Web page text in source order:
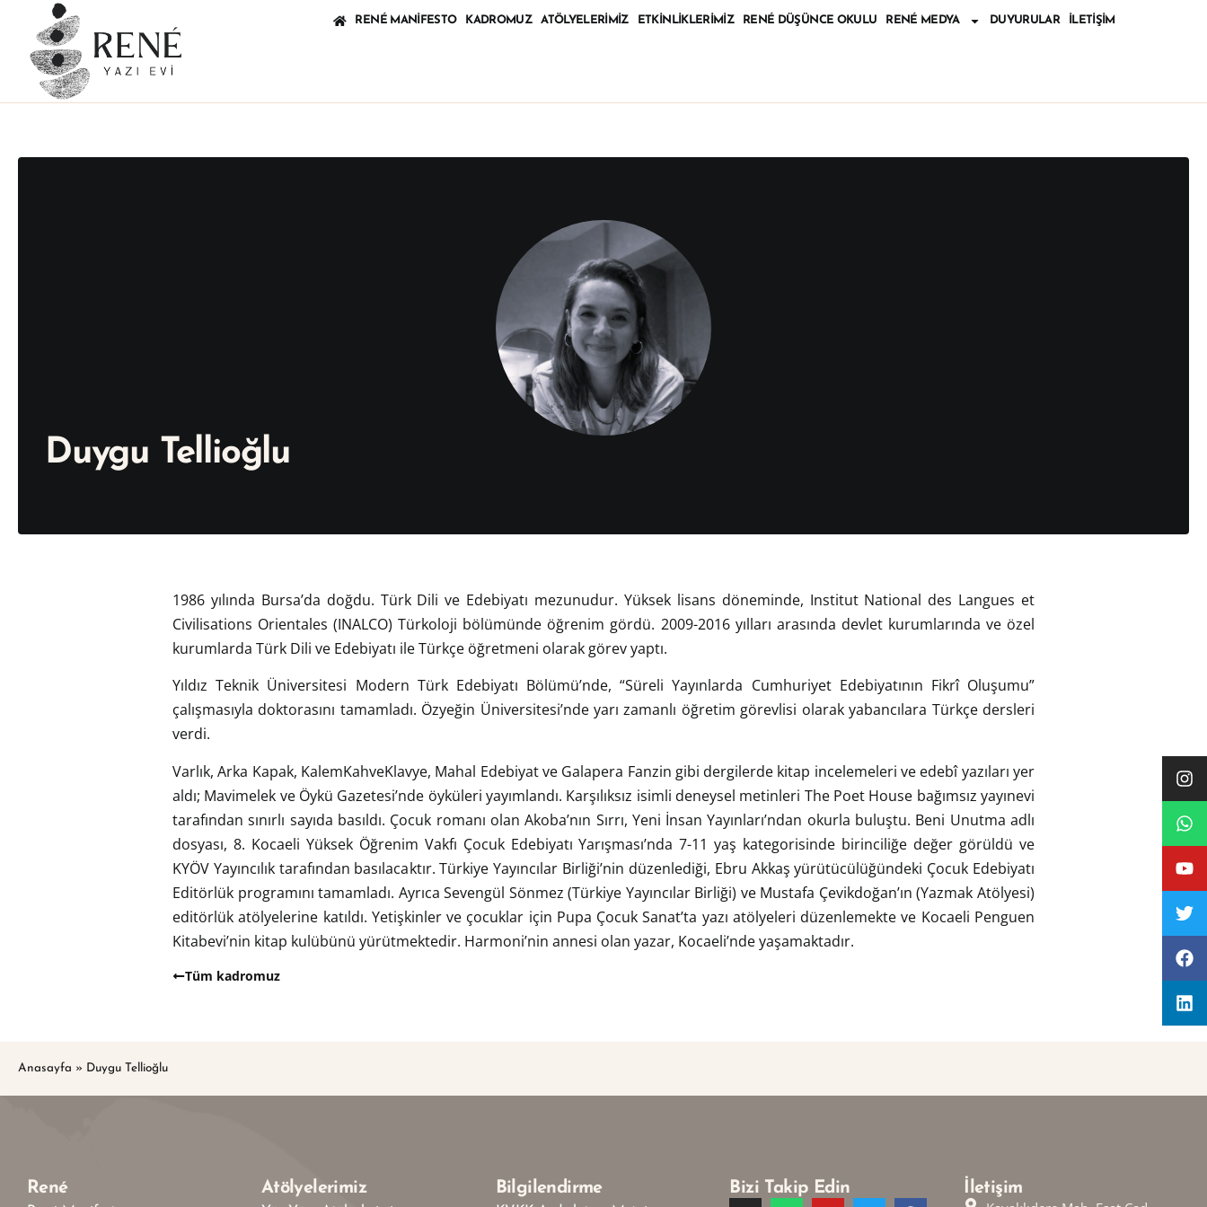
RENÉ MANIFESTO KADROMUZ ATÖLYELERIMIZ ETKINLIKLERIMIZ RENÉ DÜŞÜNCE OKULU RENÉ MEDYA DUYURULAR İLETIŞIM
Duygu Tellioğlu
1986 yılında Bursa’da doğdu. Türk Dili ve Edebiyatı mezunudur. Yüksek lisans döneminde, Institut National des Langues et
Civilisations Orientales (INALCO) Türkoloji bölümünde öğrenim gördü. 2009-2016 yılları arasında devlet kurumlarında ve özel
kurumlarda Türk Dili ve Edebiyatı ile Türkçe öğretmeni olarak görev yaptı.
Yıldız Teknik Üniversitesi Modern Türk Edebiyatı Bölümü’nde, “Süreli Yayınlarda Cumhuriyet Edebiyatının Fikrî Oluşumu”
çalışmasıyla doktorasını tamamladı. Özyeğin Üniversitesi’nde yarı zamanlı öğretim görevlisi olarak yabancılara Türkçe dersleri
verdi.
Varlık, Arka Kapak, KalemKahveKlavye, Mahal Edebiyat ve Galapera Fanzin gibi dergilerde kitap incelemeleri ve edebî yazıları yer
aldı; Mavimelek ve Öykü Gazetesi’nde öyküleri yayımlandı. Karşılıksız isimli deneysel metinleri The Poet House bağımsız yayınevi
tarafından sınırlı sayıda basıldı. Çocuk romanı olan Akoba’nın Sırrı, Yeni İnsan Yayınları’ndan okurla buluştu. Beni Unutma adlı
dosyası, 8. Kocaeli Yüksek Öğrenim Vakfı Çocuk Edebiyatı Yarışması’nda 7-11 yaş kategorisinde birinciliğe değer görüldü ve
KYÖV Yayıncılık tarafından basılacaktır. Türkiye Yayıncılar Birliği’nin düzenlediği, Ebru Akkaş yürütücülüğündeki Çocuk Edebiyatı
Editörlük programını tamamladı. Ayrıca Sevengül Sönmez (Türkiye Yayıncılar Birliği) ve Mustafa Çevikdoğan’ın (Yazmak Atölyesi)
editörlük atölyelerine katıldı. Yetişkinler ve çocuklar için Pupa Çocuk Sanat’ta yazı atölyeleri düzenlemekte ve Kocaeli Penguen
Kitabevi’nin kitap kulübünü yürütmektedir. Harmoni’nin annesi olan yazar, Kocaeli’nde yaşamaktadır.
Tüm kadromuz
Anasayfa » Duygu Tellioğlu
René Atölyelerimiz Bilgilendirme Bizi Takip Edin
İletişim